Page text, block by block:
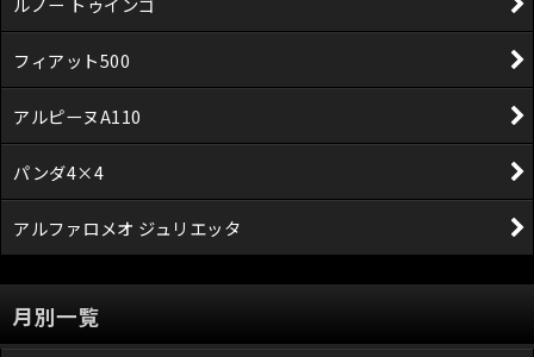
フィアット500
アルピーヌA110
パンダ4×4
アルファロメオ ジュリエッタ
月別一覧